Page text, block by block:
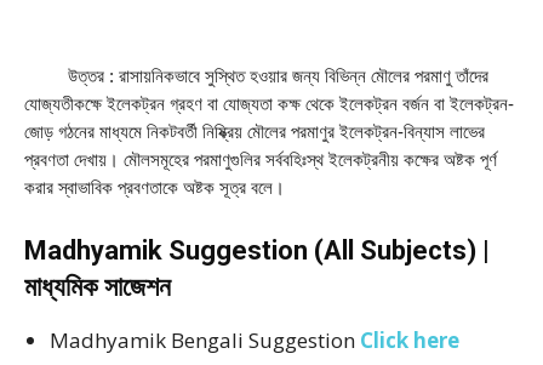
উত্তর : রাসায়নিকভাবে সুস্থিত হওয়ার জন্য বিভিন্ন মৌলের পরমাণু তাঁদের
যােজ্যতীকক্ষে ইলেকট্রন গ্রহণ বা যােজ্যতা কক্ষ থেকে ইলেকট্রন বর্জন বা ইলেকট্রন-
জোড় গঠনের মাধ্যমে নিকটবর্তী নিষ্ক্রিয় মৌলের পরমাণুর ইলেকট্রন-বিন্যাস লাভের
প্রবণতা দেখায়। মৌলসমূহের পরমাণুগুলির সর্ববহিঃস্থ ইলেকট্রনীয় কক্ষের অষ্টক পূর্ণ
করার স্বাভাবিক প্রবণতাকে অষ্টক সূত্র বলে।
Madhyamik Suggestion (All Subjects) |
মাধ্যমিক সাজেশন
Madhyamik Bengali Suggestion Click here